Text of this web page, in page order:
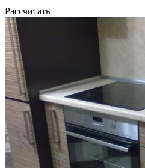
Рассчитать